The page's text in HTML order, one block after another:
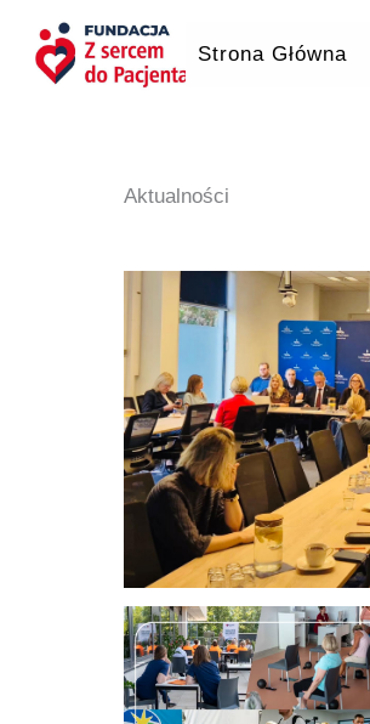
treści
Strona Główna
Aktualności